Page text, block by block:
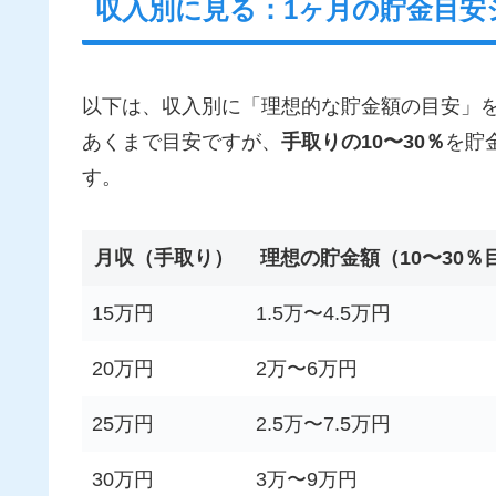
収入別に見る：1ヶ月の貯金目
以下は、収入別に「理想的な貯金額の目安」
あくまで目安ですが、 手取りの10〜30％ を貯
す。
月収（手取り） 理想の貯金額（10〜30％
15万円 1.5万〜4.5万円
20万円 2万〜6万円
25万円 2.5万〜7.5万円
30万円 3万〜9万円